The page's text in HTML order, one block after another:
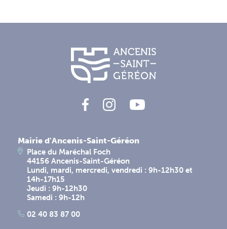
Mairie d'Ancenis-Saint-Géréon
Place du Maréchal Foch
44156 Ancenis-Saint-Géréon
Lundi, mardi, mercredi, vendredi : 9h-12h30 et
14h-17h15
Jeudi : 9h-12h30
Samedi : 9h-12h
02 40 83 87 00